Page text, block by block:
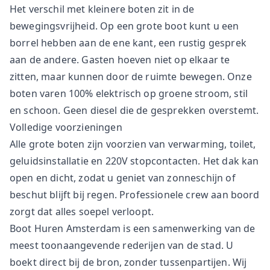
Het verschil met kleinere boten zit in de
bewegingsvrijheid. Op een grote boot kunt u een
borrel hebben aan de ene kant, een rustig gesprek
aan de andere. Gasten hoeven niet op elkaar te
zitten, maar kunnen door de ruimte bewegen. Onze
boten varen 100% elektrisch op groene stroom, stil
en schoon. Geen diesel die de gesprekken overstemt.
Volledige voorzieningen
Alle grote boten zijn voorzien van verwarming, toilet,
geluidsinstallatie en 220V stopcontacten. Het dak kan
open en dicht, zodat u geniet van zonneschijn of
beschut blijft bij regen. Professionele crew aan boord
zorgt dat alles soepel verloopt.
Boot Huren Amsterdam is een samenwerking van de
meest toonaangevende rederijen van de stad. U
boekt direct bij de bron, zonder tussenpartijen. Wij